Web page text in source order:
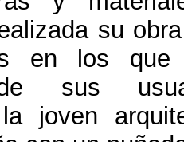
su
en los que
sus
joven